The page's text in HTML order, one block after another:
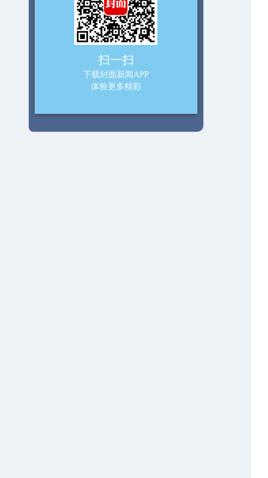
扫一扫
下载封面新闻APP
体验更多精彩